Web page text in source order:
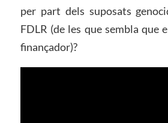
per part dels suposats
FDLR (de les que sembla que
finançador)?